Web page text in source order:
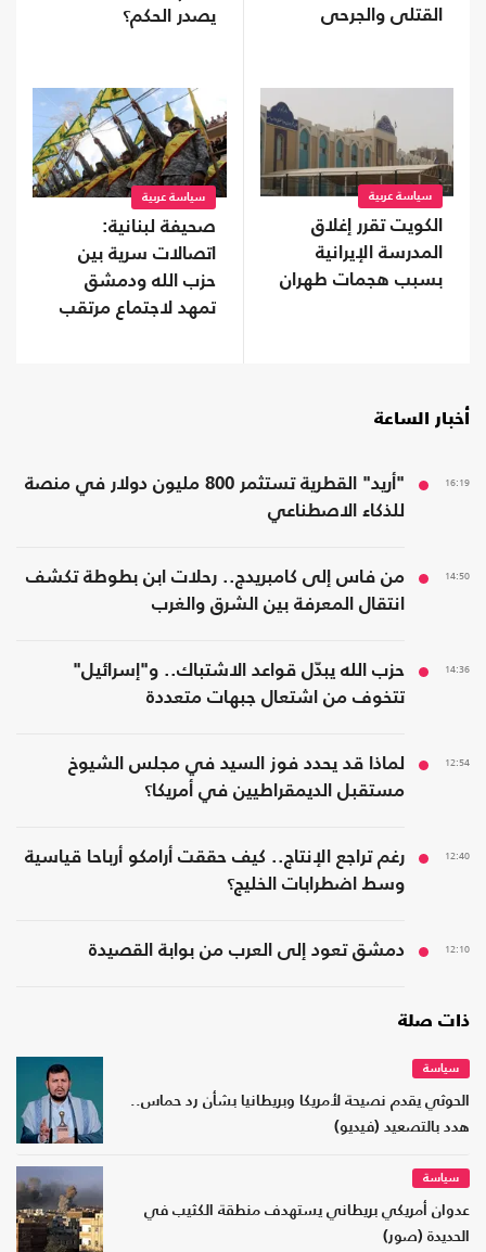
القتلى والجرحى يصدر الحكم؟
سياسة عربية
الكويت تقرر إغلاق
المدرسة الإيرانية
بسبب هجمات طهران
سياسة عربية
صحيفة لبنانية:
اتصالات سرية بين
حزب الله ودمشق
تمهد لاجتماع مرتقب
أخبار الساعة
16:19
"أريد" القطرية تستثمر 800 مليون دولار في منصة
للذكاء الاصطناعي
14:50
من فاس إلى كامبريدج.. رحلات ابن بطوطة تكشف
انتقال المعرفة بين الشرق والغرب
14:36
حزب الله يبدّل قواعد الاشتباك.. و"إسرائيل"
تتخوف من اشتعال جبهات متعددة
12:54
لماذا قد يحدد فوز السيد في مجلس الشيوخ
مستقبل الديمقراطيين في أمريكا؟
12:40
رغم تراجع الإنتاج.. كيف حققت أرامكو أرباحا قياسية
وسط اضطرابات الخليج؟
12:10 دمشق تعود إلى العرب من بوابة القصيدة
ذات صلة
سياسة
الحوثي يقدم نصيحة لأمريكا وبريطانيا بشأن رد حماس..
هدد بالتصعيد (فيديو)‏
سياسة
عدوان أمريكي بريطاني يستهدف منطقة الكثيب في
الحديدة (صور)